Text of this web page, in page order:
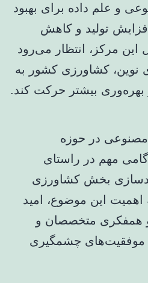
و علم داده برای بهبود
تولید و کاهش
این مرکز، انتظار می‌رود
نوین، کشاورزی کشور به
بیشتر حرکت کند.
در حوزه
مهم در راستای
بخش کشاورزی
این موضوع، امید
همفکری متخصصان و
موفقیت‌های چشمگیری